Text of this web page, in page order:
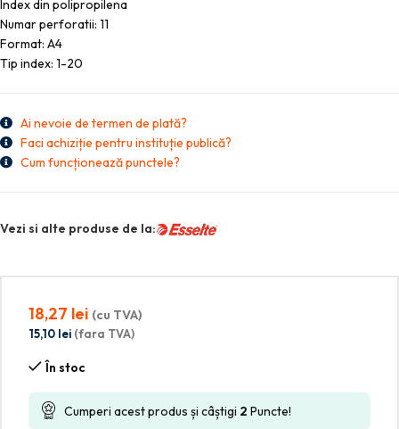
Index din polipropilena
Numar perforatii: 11
Format: A4
Tip index: 1-20
Ai nevoie de termen de plată?
Faci achiziție pentru instituție publică?
Cum funcționează punctele?
Vezi si alte produse de la:
18,27 lei (cu TVA)
15,10 lei (fara TVA)
În stoc
Cumperi acest produs și câștigi 2 Puncte!